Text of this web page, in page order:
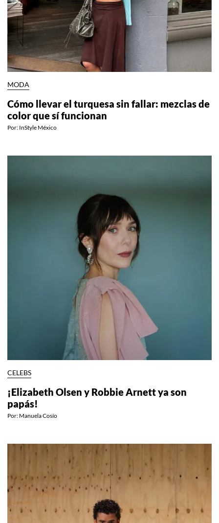
MODA
Cómo llevar el turquesa sin fallar: mezclas de
color que sí funcionan
Por: InStyle México
CELEBS
¡Elizabeth Olsen y Robbie Arnett ya son
papás!
Por: Manuela Cosío